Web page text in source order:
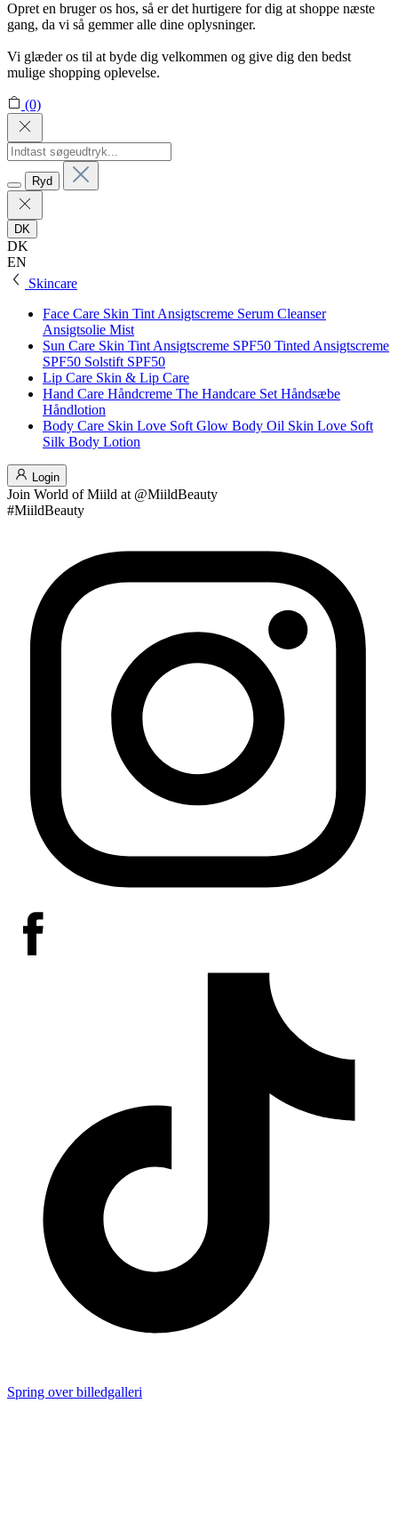
Opret en bruger os hos, så er det hurtigere for dig at shoppe næste
gang, da vi så gemmer alle dine oplysninger.
Vi glæder os til at byde dig velkommen og give dig den bedst
mulige shopping oplevelse.
(0)
Ryd
DK
DK
EN
Skincare
Face Care Skin Tint Ansigtscreme Serum Cleanser
Ansigtsolie Mist
Sun Care Skin Tint Ansigtscreme SPF50 Tinted Ansigtscreme
SPF50 Solstift SPF50
Lip Care Skin & Lip Care
Hand Care Håndcreme The Handcare Set Håndsæbe
Håndlotion
Body Care Skin Love Soft Glow Body Oil Skin Love Soft
Silk Body Lotion
Login
Join World of Miild at @MiildBeauty
#MiildBeauty
Spring over billedgalleri